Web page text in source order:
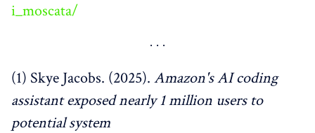
i_moscata/
(1) Skye Jacobs. (2025). Amazon's AI coding
assistant exposed nearly 1 million users to
potential system